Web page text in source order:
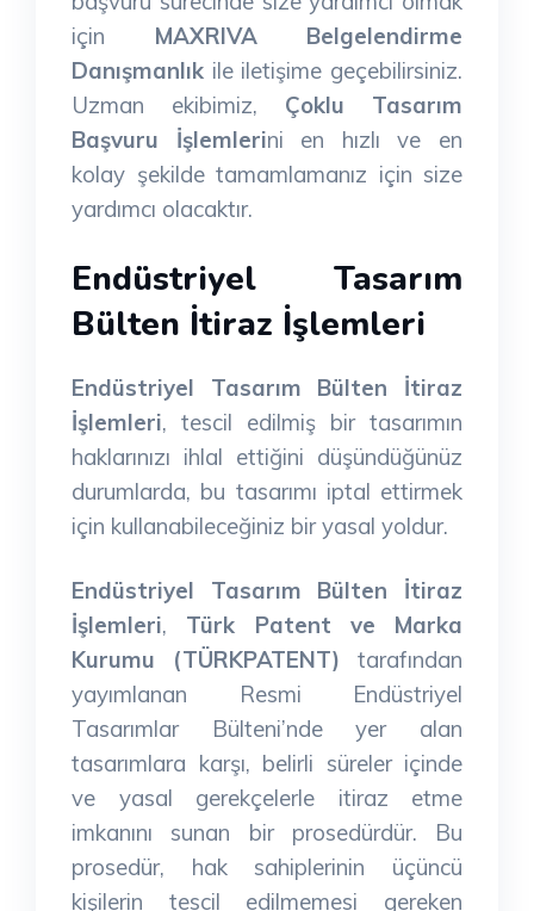
için MAXRIVA Belgelendirme
Danışmanlık ile iletişime geçebilirsiniz.
Uzman ekibimiz, Çoklu Tasarım
Başvuru İşlemlerini en hızlı ve en
kolay şekilde tamamlamanız için size
yardımcı olacaktır.
Endüstriyel Tasarım
Bülten İtiraz İşlemleri
Endüstriyel Tasarım Bülten İtiraz
İşlemleri, tescil edilmiş bir tasarımın
haklarınızı ihlal ettiğini düşündüğünüz
durumlarda, bu tasarımı iptal ettirmek
için kullanabileceğiniz bir yasal yoldur.
Endüstriyel Tasarım Bülten İtiraz
İşlemleri, Türk Patent ve Marka
Kurumu (TÜRKPATENT) tarafından
yayımlanan Resmi Endüstriyel
Tasarımlar Bülteni’nde yer alan
tasarımlara karşı, belirli süreler içinde
ve yasal gerekçelerle itiraz etme
imkanını sunan bir prosedürdür. Bu
prosedür, hak sahiplerinin üçüncü
kişilerin tescil edilmemesi gereken